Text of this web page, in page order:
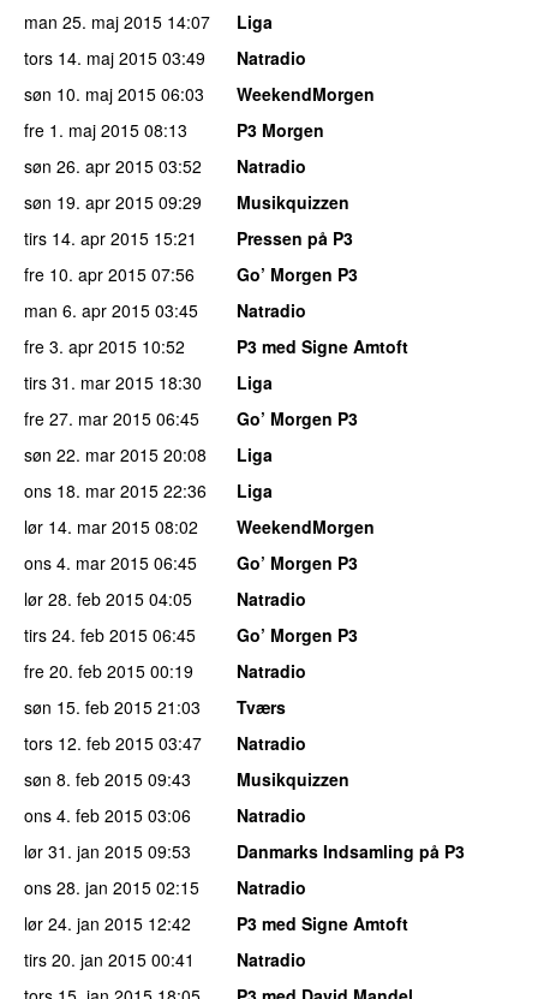
man 25. maj 2015 14:07
Liga
tors 14. maj 2015 03:49
Natradio
søn 10. maj 2015 06:03
WeekendMorgen
fre 1. maj 2015 08:13
P3 Morgen
søn 26. apr 2015 03:52
Natradio
søn 19. apr 2015 09:29
Musikquizzen
tirs 14. apr 2015 15:21
Pressen på P3
fre 10. apr 2015 07:56
Go’ Morgen P3
man 6. apr 2015 03:45
Natradio
fre 3. apr 2015 10:52
P3 med Signe Amtoft
tirs 31. mar 2015 18:30
Liga
fre 27. mar 2015 06:45
Go’ Morgen P3
søn 22. mar 2015 20:08
Liga
ons 18. mar 2015 22:36
Liga
lør 14. mar 2015 08:02
WeekendMorgen
ons 4. mar 2015 06:45
Go’ Morgen P3
lør 28. feb 2015 04:05
Natradio
tirs 24. feb 2015 06:45
Go’ Morgen P3
fre 20. feb 2015 00:19
Natradio
søn 15. feb 2015 21:03
Tværs
tors 12. feb 2015 03:47
Natradio
søn 8. feb 2015 09:43
Musikquizzen
ons 4. feb 2015 03:06
Natradio
lør 31. jan 2015 09:53
Danmarks Indsamling på P3
ons 28. jan 2015 02:15
Natradio
lør 24. jan 2015 12:42
P3 med Signe Amtoft
tirs 20. jan 2015 00:41
Natradio